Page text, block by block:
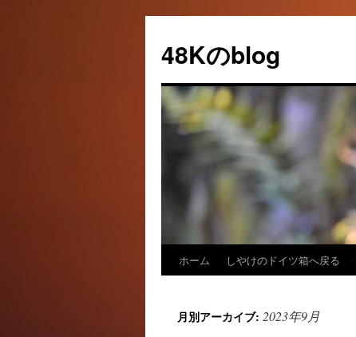
48Kのblog
テ
ホーム しやけのドイツ箱へ戻る
月別アーカイブ: 2023年9月